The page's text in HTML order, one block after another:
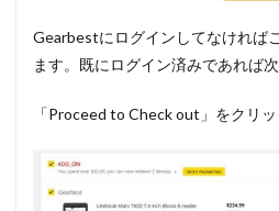
Gearbestにログインしてなければ
ます。既にログイン済みであれば
「Proceed to Check out」をクリッ